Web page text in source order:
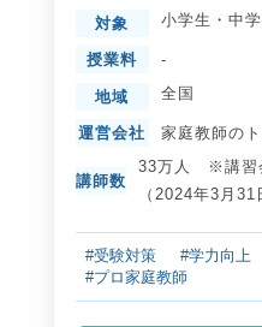
対象 小学生 ・ 中
授業料 -
地域 全国
運営会社 家庭教師の
講師数
33万人 ※講習
（2024年3月31
#受験対策 #学力向上
#プロ家庭教師